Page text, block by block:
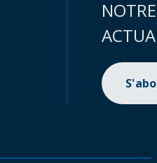
NOTRE